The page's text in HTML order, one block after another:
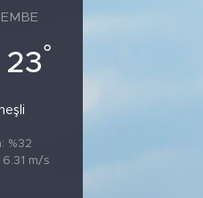
23°
%32
6.31 m/s